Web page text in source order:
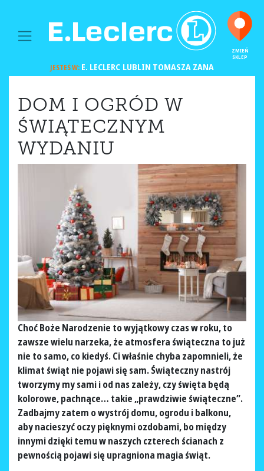
MAIN NAVIGATION
ZMIEŃ
SKLEP
JESTEŚ W: E. LECLERC LUBLIN TOMASZA ZANA
DOM I OGRÓD W
ŚWIĄTECZNYM
WYDANIU
Choć Boże Narodzenie to wyjątkowy czas w roku, to
zawsze wielu narzeka, że atmosfera świąteczna to już
nie to samo, co kiedyś. Ci właśnie chyba zapomnieli, że
klimat świąt nie pojawi się sam. Świąteczny nastrój
tworzymy my sami i od nas zależy, czy święta będą
kolorowe, pachnące… takie „prawdziwie świąteczne”.
Zadbajmy zatem o wystrój domu, ogrodu i balkonu,
aby nacieszyć oczy pięknymi ozdobami, bo między
innymi dzięki temu w naszych czterech ścianach z
pewnością pojawi się upragniona magia świąt.